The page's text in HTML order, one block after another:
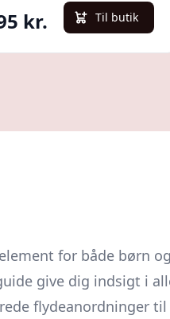
kr. Til butik
for både børn
give dig indsigt i
flydeanordninger